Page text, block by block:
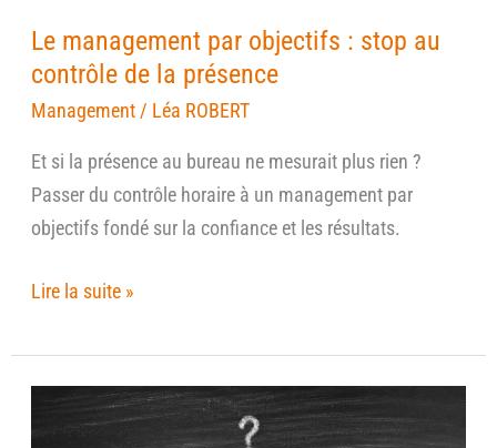
Le management par objectifs : stop au
contrôle de la présence
Management / Léa ROBERT
Et si la présence au bureau ne mesurait plus rien ?
Passer du contrôle horaire à un management par
objectifs fondé sur la confiance et les résultats.
présence
Lire la suite »
HPI